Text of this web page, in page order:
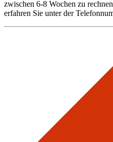
zwischen 6-8 Wochen zu
erfahren Sie unter der